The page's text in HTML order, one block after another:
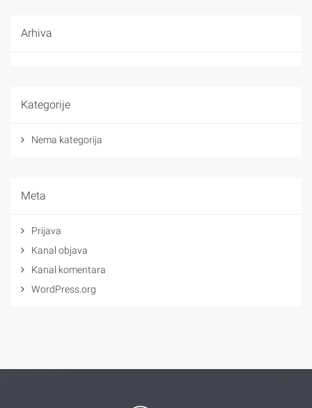
Arhiva
Kategorije
Nema kategorija
Meta
Prijava
Kanal objava
Kanal komentara
WordPress.org